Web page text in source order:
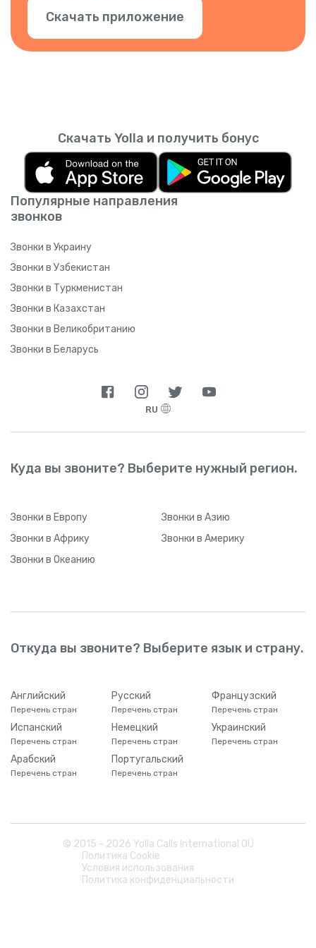
Скачать приложение
Популярные направления
звонков
Звонки в Украину
Звонки в Узбекистан
Звонки в Туркменистан
Звонки в Казахстан
Звонки в Великобританию
Звонки в Беларусь
Скачать Yolla и получить бонус
RU
Куда вы звоните? Выберите нужный регион.
Звонки в Европу Звонки в Азию
Звонки в Африку Звонки в Америку
Звонки в Океанию
Откуда вы звоните? Выберите язык и страну.
Английский
Перечень стран
Русский
Перечень стран
Французский
Перечень стран
Испанский
Перечень стран
Немецкий
Перечень стран
Украинский
Перечень стран
Арабский
Перечень стран
Португальский
Перечень стран
© 2015 - 2026 Yolla Calls International OÜ
Политика Cookie
Условия использования
Политика конфиденциальности